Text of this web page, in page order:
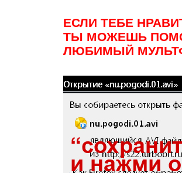
ЕСЛИ ТЕБЕ
ТЫ МОЖЕШЬ
ЛЮБИМЫЙ